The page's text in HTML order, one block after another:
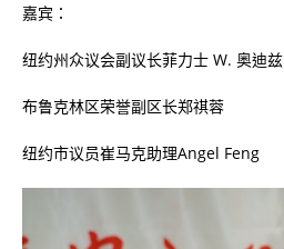
嘉宾：
纽约州众议会副议长菲力士 W. 奥迪兹
布鲁克林区荣誉副区长郑祺蓉
纽约市议员崔马克助理Angel Feng